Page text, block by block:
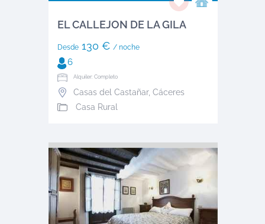
EL CALLEJON DE LA GILA
Desde130 € / noche
6
Alquiler: Completo
Casas del Castañar, Cáceres
Casa Rural